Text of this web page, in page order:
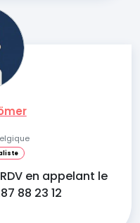
en appelant le
88 23 12